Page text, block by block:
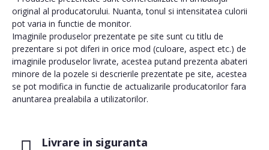
Livrare in siguranta
original al producatorului. Nuanta, tonul si intensitatea culorii
pot varia in functie de monitor.
Imaginile produselor prezentate pe site sunt cu titlu de
prezentare si pot diferi in orice mod (culoare, aspect etc.) de
imaginile produselor livrate, acestea putand prezenta abateri
minore de la pozele si descrierile prezentate pe site, acestea
se pot modifica in functie de actualizarile producatorilor fara
anuntarea prealabila a utilizatorilor.